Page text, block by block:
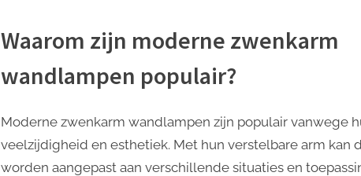
Waarom zijn moderne zwenkarm
wandlampen populair?
Moderne zwenkarm wandlampen zijn populair vanwege
veelzijdigheid en esthetiek. Met hun verstelbare arm kan
worden aangepast aan verschillende situaties en